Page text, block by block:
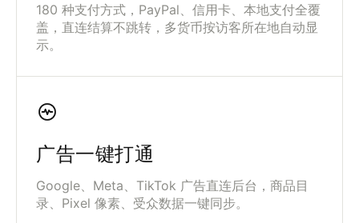
180 种支付方式，PayPal、信用卡、本地支付全覆
盖，直连结算不跳转，多货币按访客所在地自动显
示。
广告一键打通
Google、Meta、TikTok 广告直连后台，商品目
录、Pixel 像素、受众数据一键同步。